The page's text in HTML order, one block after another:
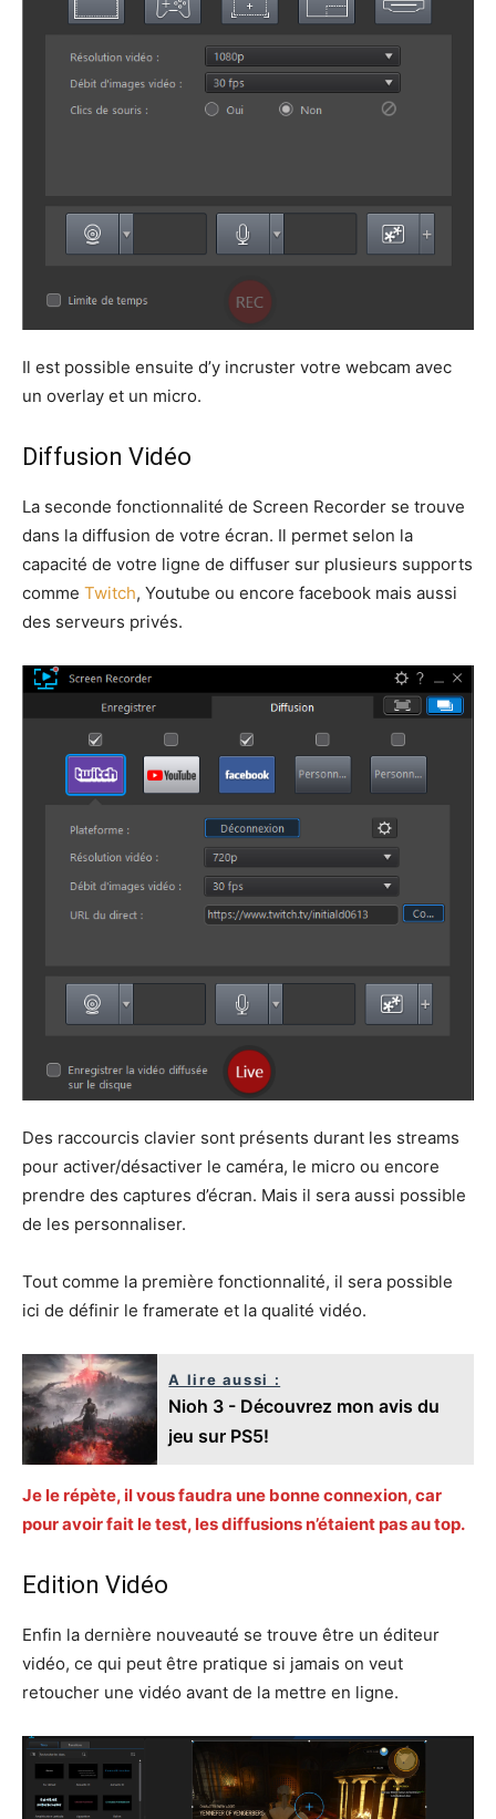
Il est possible ensuite d’y incruster votre webcam avec
un overlay et un micro.
Diffusion Vidéo
La seconde fonctionnalité de Screen Recorder se trouve
dans la diffusion de votre écran. Il permet selon la
capacité de votre ligne de diffuser sur plusieurs supports
comme Twitch, Youtube ou encore facebook mais aussi
des serveurs privés.
Des raccourcis clavier sont présents durant les streams
pour activer/désactiver le caméra, le micro ou encore
prendre des captures d’écran. Mais il sera aussi possible
de les personnaliser.
Tout comme la première fonctionnalité, il sera possible
ici de définir le framerate et la qualité vidéo.
A lire aussi :
Nioh 3 - Découvrez mon avis du
jeu sur PS5!
Je le répète, il vous faudra une bonne connexion, car
pour avoir fait le test, les diffusions n’étaient pas au top.
Edition Vidéo
Enfin la dernière nouveauté se trouve être un éditeur
vidéo, ce qui peut être pratique si jamais on veut
retoucher une vidéo avant de la mettre en ligne.